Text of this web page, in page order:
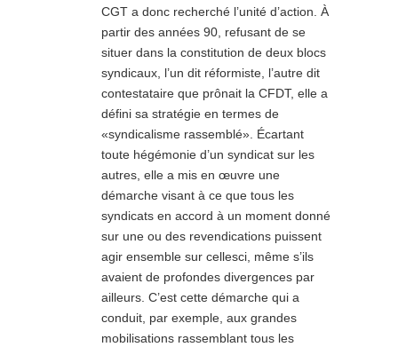
CGT a donc recherché l’unité d’action. À
partir des années 90, refusant de se
situer dans la constitution de deux blocs
syndicaux, l’un dit réformiste, l’autre dit
contestataire que prônait la CFDT, elle a
défini sa stratégie en termes de
«syndicalisme rassemblé». Écartant
toute hégémonie d’un syndicat sur les
autres, elle a mis en œuvre une
démarche visant à ce que tous les
syndicats en accord à un moment donné
sur une ou des revendications puissent
agir ensemble sur cellesci, même s’ils
avaient de profondes divergences par
ailleurs. C’est cette démarche qui a
conduit, par exemple, aux grandes
mobilisations rassemblant tous les